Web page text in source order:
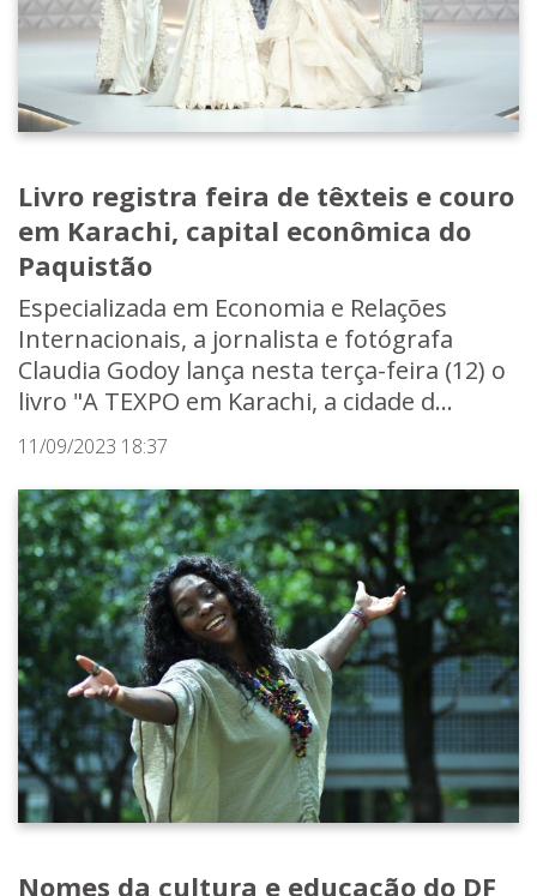
Livro registra feira de têxteis e couro
em Karachi, capital econômica do
Paquistão
Especializada em Economia e Relações
Internacionais, a jornalista e fotógrafa
Claudia Godoy lança nesta terça-feira (12) o
livro "A TEXPO em Karachi, a cidade d...
11/09/2023 18:37
Nomes da cultura e educação do DF